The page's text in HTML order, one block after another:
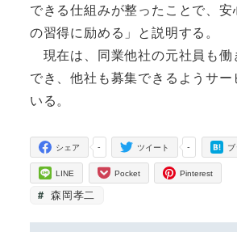
できる仕組みが整ったことで、
の習得に励める」と説明する。
現在は、同業他社の元社員も働
でき、他社も募集できるようサ
いる。
-
シェア -
ツイート ブ
LINE Pocket Pinterest
森岡孝二